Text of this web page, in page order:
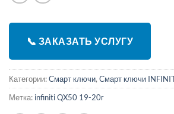
📞 ЗАКАЗАТЬ УСЛУГУ
Категории:Смарт ключи, Смарт ключи
Метка: infiniti QX50 19-20г